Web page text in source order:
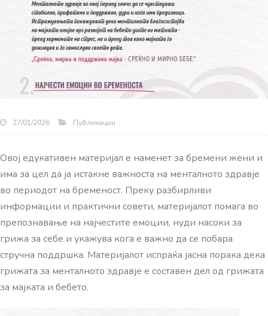
27/01/2026 Публикации
Овој едукативен материјал е наменет за бремени жени и
има за цел да ја истакне важноста на менталното здравје
во периодот на бременост. Преку разбирливи
информации и практични совети, материјалот помага во
препознавање на најчестите емоции, нуди насоки за
грижа за себе и укажува кога е важно да се побара
стручна поддршка. Материјалот испраќа јасна порака дека
грижата за менталното здравје е составен дел од грижата
за мајката и бебето.